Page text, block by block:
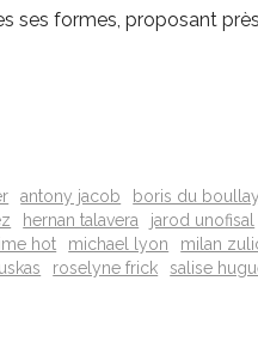
ses formes, proposant
antony jacob boris du boullay
hernan talavera jarod unofisal
hot michael lyon milan
roselyne frick salise